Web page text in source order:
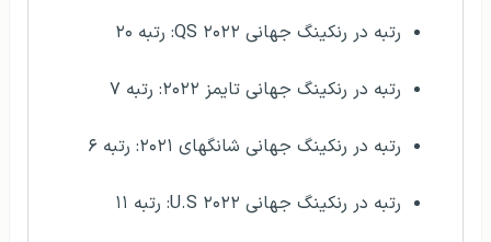
رتبه در رنکینگ جهانی QS ۲۰۲۲: رتبه ۲۰
رتبه در رنکینگ جهانی تایمز ۲۰۲۲: رتبه ۷
رتبه در رنکینگ جهانی شانگهای ۲۰۲۱: رتبه ۶
رتبه در رنکینگ جهانی U.S ۲۰۲۲: رتبه ۱۱